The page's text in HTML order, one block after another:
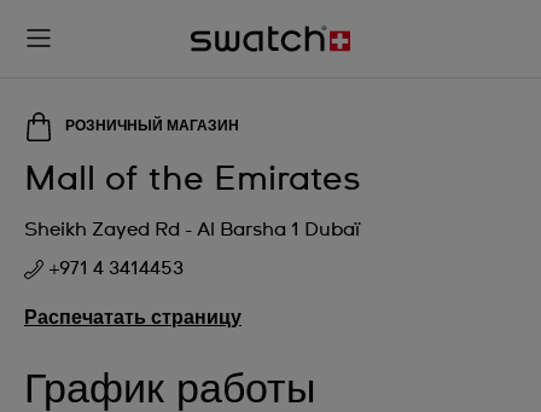
РОЗНИЧНЫЙ МАГАЗИН
Mall of the Emirates
Sheikh Zayed Rd - Al Barsha 1 Dubaï
+971 4 3414453
Распечатать страницу
График работы